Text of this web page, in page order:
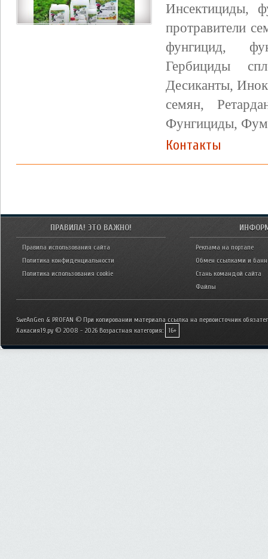
Инсектициды,
протравители
фунгицид,
Гербициды
Десиканты,
семян,
Фунгициды,
Контакты
ПРАВИЛА! ЭТО ВАЖНО!
Правила использования сайта
Политика конфиденциальности
Политика использования cookie
Реклама на портале
Обмен ссылками и
Стань командой сайта
Файлы
SweAnGen & PROFAN © При копировании материала ссылка на первоисточник
Хакасия19.ру © 2008 - 2026 Возрастная категория: 16+